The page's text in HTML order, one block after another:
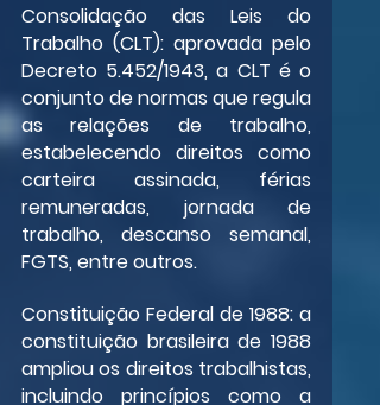
Consolidação das Leis do
Trabalho (CLT): aprovada pelo
Decreto 5.452/1943, a CLT é o
conjunto de normas que regula
as relações de trabalho,
estabelecendo direitos como
carteira assinada, férias
remuneradas, jornada de
trabalho, descanso semanal,
FGTS, entre outros.
Constituição Federal de 1988: a
constituição brasileira de 1988
ampliou os direitos trabalhistas,
incluindo princípios como a